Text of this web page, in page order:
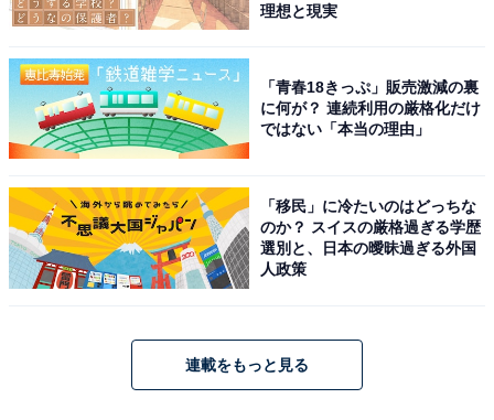
理想と現実
「青春18きっぷ」販売激減の裏
に何が？ 連続利用の厳格化だけ
ではない「本当の理由」
「移民」に冷たいのはどっちな
のか？ スイスの厳格過ぎる学歴
選別と、日本の曖昧過ぎる外国
人政策
連載をもっと見る